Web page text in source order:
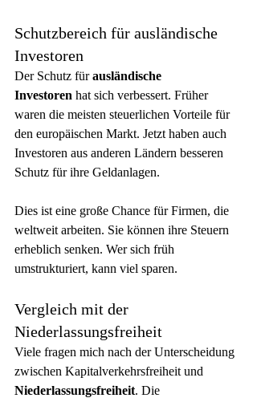
Schutzbereich für ausländische
Investoren
Der Schutz für ausländische
Investoren hat sich verbessert. Früher
waren die meisten steuerlichen Vorteile für
den europäischen Markt. Jetzt haben auch
Investoren aus anderen Ländern besseren
Schutz für ihre Geldanlagen.
Dies ist eine große Chance für Firmen, die
weltweit arbeiten. Sie können ihre Steuern
erheblich senken. Wer sich früh
umstrukturiert, kann viel sparen.
Vergleich mit der
Niederlassungsfreiheit
Viele fragen mich nach der Unterscheidung
zwischen Kapitalverkehrsfreiheit und
Niederlassungsfreiheit. Die